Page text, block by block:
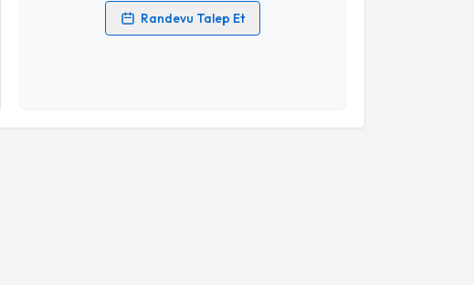
Randevu Talep Et
Kişisel verilerimin işlenmesine ilişkinAydınlatma Metni
Takvim Talebini Gönder